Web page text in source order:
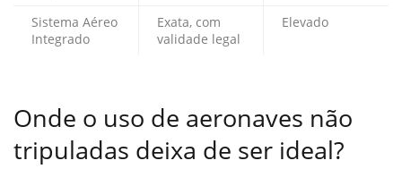
Sistema Aéreo
Integrado
Exata, com
validade legal
Elevado
Onde o uso de aeronaves não
tripuladas deixa de ser ideal?